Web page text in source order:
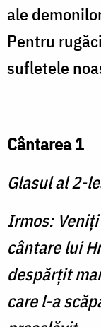
ale
Pentru
sufletele
Cântarea 1
Glasul al 2-
Irmos:
cântare lui
despărţit
care l-a